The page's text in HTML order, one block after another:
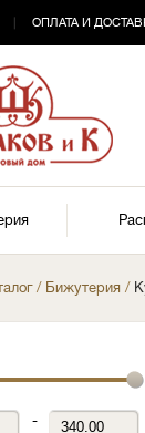
ОПЛАТА И
/ Бижутерия /
-